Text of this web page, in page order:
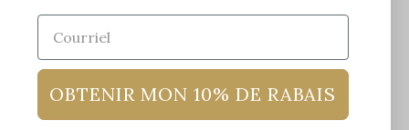
Jeudi: 9h - 21h
Samedi: 9h à 17h
OBTENIR MON 10% DE RABAIS